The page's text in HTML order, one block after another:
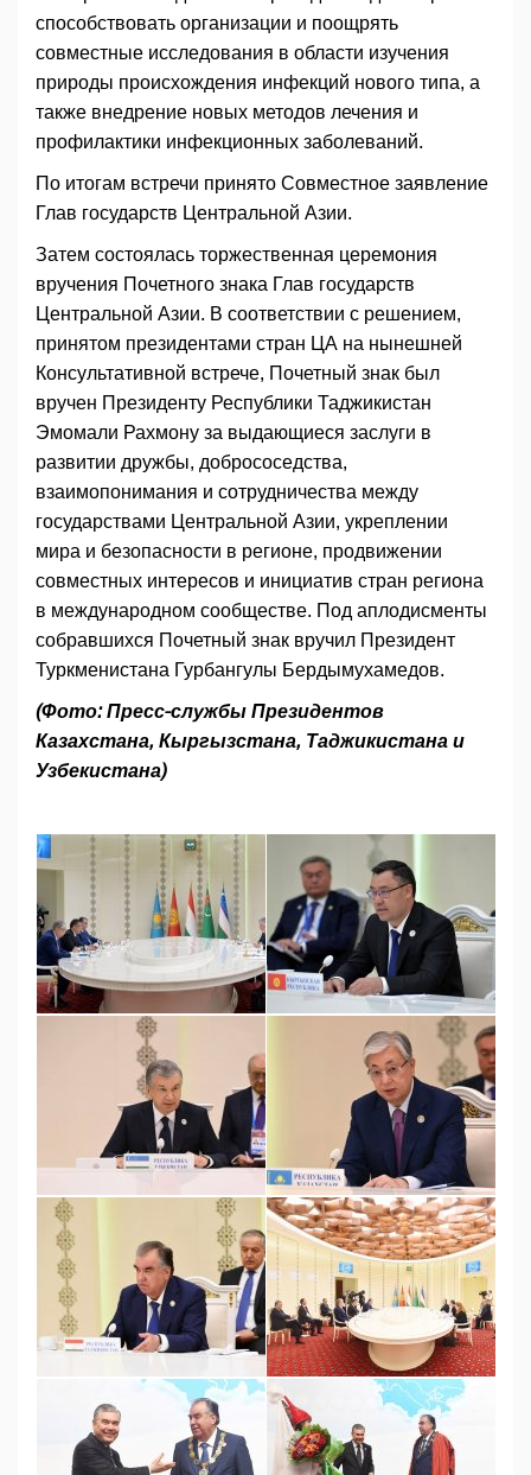
способствовать организации и поощрять
совместные исследования в области изучения
природы происхождения инфекций нового типа, а
также внедрение новых методов лечения и
профилактики инфекционных заболеваний.
По итогам встречи принято Совместное заявление
Глав государств Центральной Азии.
Затем состоялась торжественная церемония
вручения Почетного знака Глав государств
Центральной Азии. В соответствии с решением,
принятом президентами стран ЦА на нынешней
Консультативной встрече, Почетный знак был
вручен Президенту Республики Таджикистан
Эмомали Рахмону за выдающиеся заслуги в
развитии дружбы, добрососедства,
взаимопонимания и сотрудничества между
государствами Центральной Азии, укреплении
мира и безопасности в регионе, продвижении
совместных интересов и инициатив стран региона
в международном сообществе. Под аплодисменты
собравшихся Почетный знак вручил Президент
Туркменистана Гурбангулы Бердымухамедов.
(Фото: Пресс-службы Президентов
Казахстана, Кыргызстана, Таджикистана и
Узбекистана)